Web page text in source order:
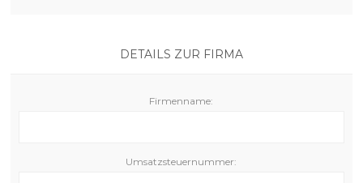
DETAILS ZUR FIRMA
Firmenname:
Umsatzsteuernummer: